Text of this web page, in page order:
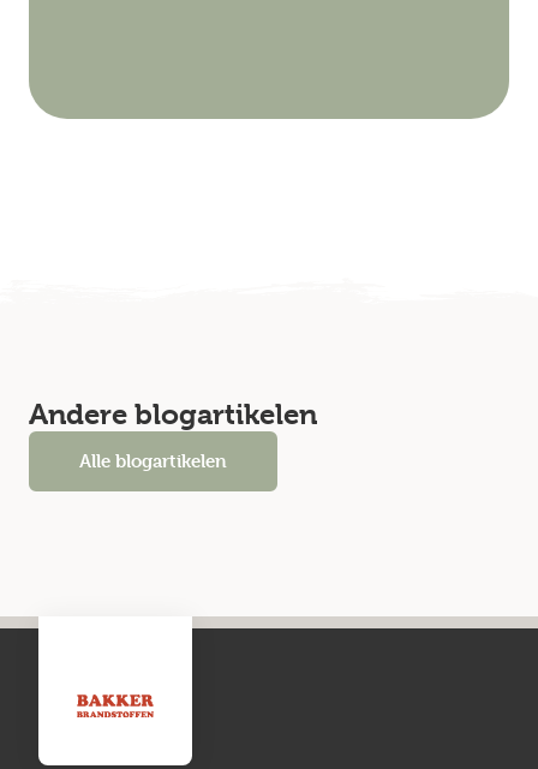
Andere blogartikelen
Alle blogartikelen